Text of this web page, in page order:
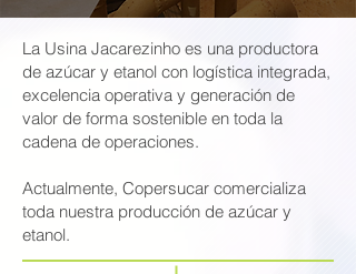
La Usina Jacarezinho es una productora
de azúcar y etanol con logística integrada,
excelencia operativa y generación de
valor de forma sostenible en toda la
cadena de operaciones.
Actualmente, Copersucar comercializa
toda nuestra producción de azúcar y
etanol.